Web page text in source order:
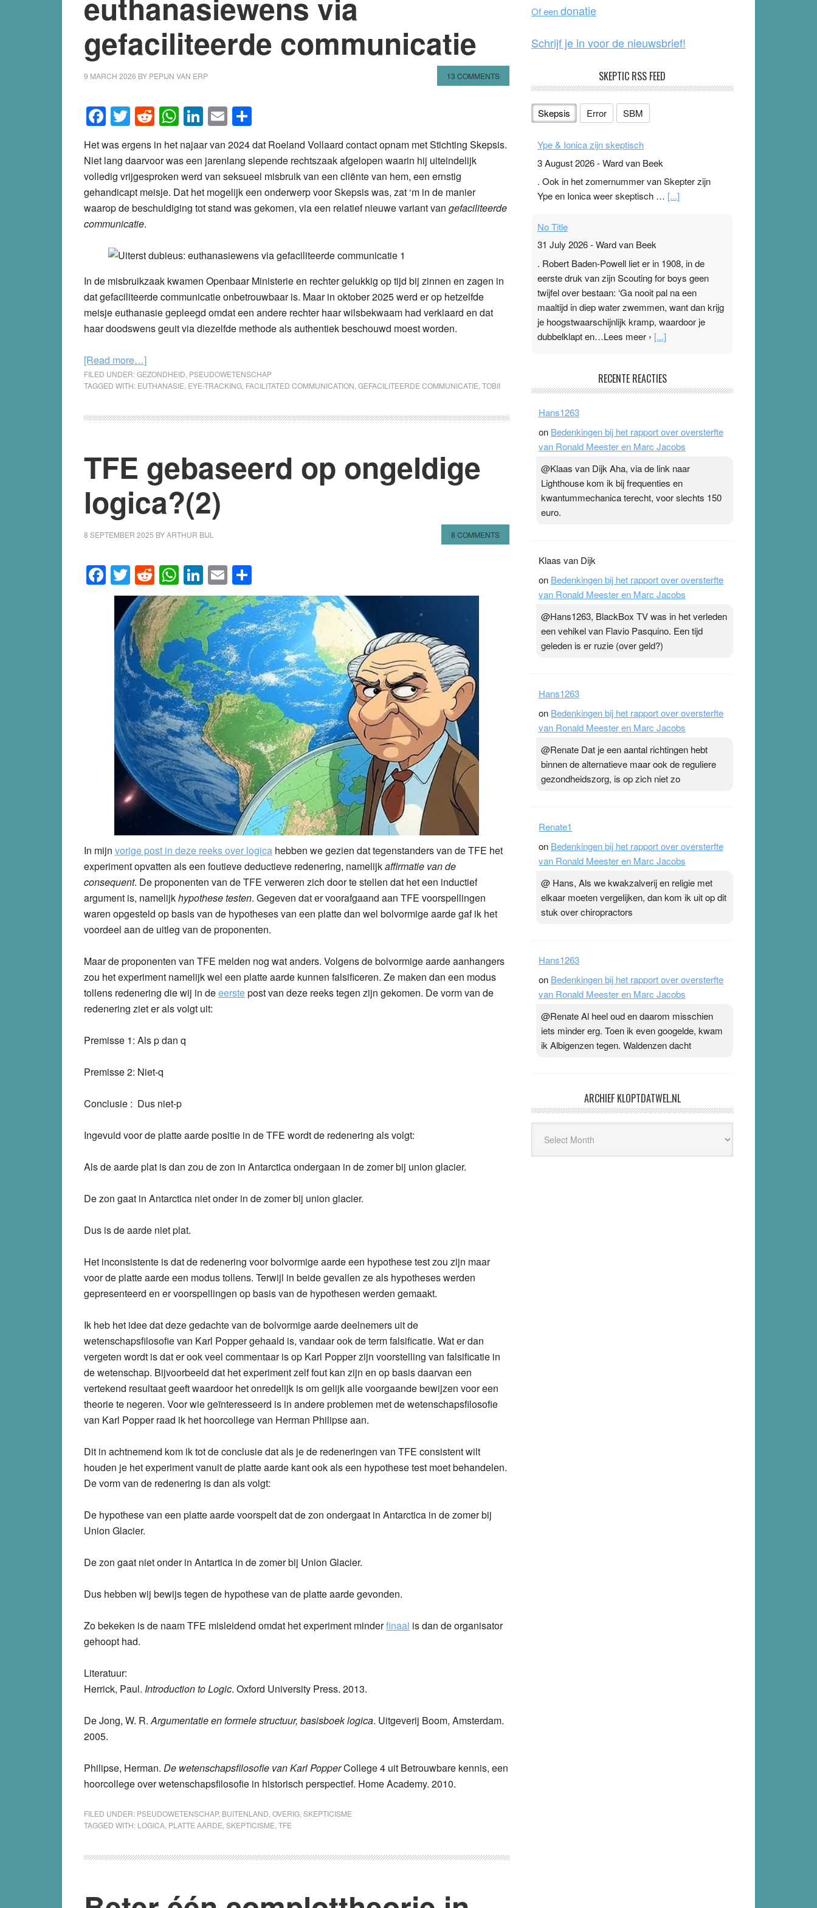
gefaciliteerde communicatie
9 MARCH 2026 BY PEPIJN VAN ERP 13 COMMENTS
Facebook
Twitter
Reddit
WhatsApp
LinkedIn
Email
Het was ergens in het najaar van 2024 dat Roeland Vollaard contact opnam met Stichting Skepsis.
Niet lang daarvoor was een jarenlang slepende rechtszaak afgelopen waarin hij uiteindelijk
volledig vrijgesproken werd van seksueel misbruik van een cliënte van hem, een ernstig
gehandicapt meisje. Dat het mogelijk een onderwerp voor Skepsis was, zat ‘m in de manier
waarop de beschuldiging tot stand was gekomen, via een relatief nieuwe variant van gefaciliteerde
communicatie.
In de misbruikzaak kwamen Openbaar Ministerie en rechter gelukkig op tijd bij zinnen en zagen in
dat gefaciliteerde communicatie onbetrouwbaar is. Maar in oktober 2025 werd er op hetzelfde
meisje euthanasie gepleegd omdat een andere rechter haar wilsbekwaam had verklaard en dat
haar doodswens geuit via diezelfde methode als authentiek beschouwd moest worden.
[Read more…]about
Uiterst
dubieus:
via
communicatie
FILED UNDER:GEZONDHEID PSEUDOWETENSCHAP
TAGGED WITH: EUTHANASIE EYE-TRACKING FACILITATED COMMUNICATION GEFACILITEERDE COMMUNICATIE TOBII
TFE gebaseerd op ongeldige
logica?(2)
8 SEPTEMBER 2025 BYARTHUR BIJL 8 COMMENTS
Facebook
Twitter
Reddit
WhatsApp
LinkedIn
Email
In mijn vorige post in deze reeks over logica hebben we gezien dat tegenstanders van de TFE het
experiment opvatten als een foutieve deductieve redenering, namelijkaffirmatie van de
consequent. De proponenten van de TFE verweren zich door te stellen dat het een inductief
argument is, namelijkhypothese testen. Gegeven dat er voorafgaand aan TFE voorspellingen
waren opgesteld op basis van de hypotheses van een platte dan wel bolvormige aarde gaf ik het
voordeel aan de uitleg van de proponenten.
Maar de proponenten van TFE melden nog wat anders. Volgens de bolvormige aarde aanhangers
zou het experiment namelijk wel een platte aarde kunnen falsificeren. Ze maken dan een modus
tollens redenering die wij in deeerstepost van deze reeks tegen zijn gekomen. De vorm van de
redenering ziet er als volgt uit:
Premisse 1: Als p dan q
Premisse 2: Niet-q
Conclusie : Dus niet-p
Ingevuld voor de platte aarde positie in de TFE wordt de redenering als volgt:
Als de aarde plat is dan zou de zon in Antarctica ondergaan in de zomer bij union glacier.
De zon gaat in Antarctica niet onder in de zomer bij union glacier.
Dus is de aarde niet plat.
Het inconsistente is dat de redenering voor bolvormige aarde een hypothese test zou zijn maar
voor de platte aarde een modus tollens. Terwijl in beide gevallen ze als hypotheses werden
gepresenteerd en er voorspellingen op basis van de hypothesen werden gemaakt.
Ik heb het idee dat deze gedachte van de bolvormige aarde deelnemers uit de
wetenschapsfilosofie van Karl Popper gehaald is, vandaar ook de term falsificatie. Wat er dan
vergeten wordt is dat er ook veel commentaar is op Karl Popper zijn voorstelling van falsificatie in
de wetenschap. Bijvoorbeeld dat het experiment zelf fout kan zijn en op basis daarvan een
vertekend resultaat geeft waardoor het onredelijk is om gelijk alle voorgaande bewijzen voor een
theorie te negeren. Voor wie geïnteresseerd is in andere problemen met de wetenschapsfilosofie
van Karl Popper raad ik het hoorcollege van Herman Philipse aan.
Dit in achtnemend kom ik tot de conclusie dat als je de redeneringen van TFE consistent wilt
houden je het experiment vanuit de platte aarde kant ook als een hypothese test moet behandelen.
De vorm van de redenering is dan als volgt:
De hypothese van een platte aarde voorspelt dat de zon ondergaat in Antarctica in de zomer bij
Union Glacier.
De zon gaat niet onder in Antartica in de zomer bij Union Glacier.
Dus hebben wij bewijs tegen de hypothese van de platte aarde gevonden.
Zo bekeken is de naam TFE misleidend omdat het experiment minderfinaal is dan de organisator
gehoopt had.
Literatuur:
Herrick, Paul. Introduction to Logic. Oxford University Press. 2013.
De Jong, W. R.Argumentatie en formele structuur, basisboek logica. Uitgeverij Boom, Amsterdam.
2005.
Philipse, Herman. De wetenschapsfilosofie van Karl PopperCollege 4 uit Betrouwbare kennis, een
hoorcollege over wetenschapsfilosofie in historisch perspectief. Home Academy. 2010.
FILED UNDER: PSEUDOWETENSCHAP, BUITENLAND OVERIG SKEPTICISME
TAGGED WITH: LOGICA PLATTE AARDE SKEPTICISME TFE
k
Of eendonatie
Schrijf je in voor de nieuwsbrief!
SKEPTIC RSS FEED
Skepsis Error SBM
Ype & Ionica zijn skeptisch
3 August 2026-Ward van Beek
. Ook in het zomernummer van Skepter zijn
Ype en Ionica weer skeptisch … [...]
No Title
31 July 2026-Ward van Beek
. Robert Baden-Powell liet er in 1908, in de
eerste druk van zijn Scouting for boys geen
twijfel over bestaan: ‘Ga nooit pal na een
maaltijd in diep water zwemmen, want dan krijg
je hoogstwaarschijnlijk kramp, waardoor je
dubbelklapt en…Lees meer › [...]
Ward van Beek
topsporters. Ze hopen ermee hun hartslag te
verlagen terwijl ze meer zuurstof opnemen.
Daarop heeft zo’n pleister geen effect. Maar het
zijn. Door…Lees meer Pleisterplakkers in de
topspsort ›[...]
RECENTE REACTIES
Hans1263
on Bedenkingen bij het rapport over oversterfte
van Ronald Meester en Marc Jacobs
@Klaas van Dijk Aha, via de link naar
Lighthouse kom ik bij frequenties en
kwantummechanica terecht, voor slechts 150
euro.
Klaas van Dijk
on Bedenkingen bij het rapport over oversterfte
van Ronald Meester en Marc Jacobs
@Hans1263, BlackBox TV was in het verleden
een vehikel van Flavio Pasquino. Een tijd
geleden is er ruzie (over geld?)
Hans1263
on Bedenkingen bij het rapport over oversterfte
van Ronald Meester en Marc Jacobs
@Renate Dat je een aantal richtingen hebt
binnen de alternatieve maar ook de reguliere
gezondheidszorg, is op zich niet zo
Renate1
on Bedenkingen bij het rapport over oversterfte
van Ronald Meester en Marc Jacobs
@ Hans, Als we kwakzalverij en religie met
elkaar moeten vergelijken, dan kom ik uit op dit
stuk over chiropractors
Hans1263
on Bedenkingen bij het rapport over oversterfte
van Ronald Meester en Marc Jacobs
@Renate Al heel oud en daarom misschien
iets minder erg. Toen ik even googelde, kwam
ik Albigenzen tegen. Waldenzen dacht
ARCHIEF KLOPTDATWEL.NL
Kloptdatwel.nl